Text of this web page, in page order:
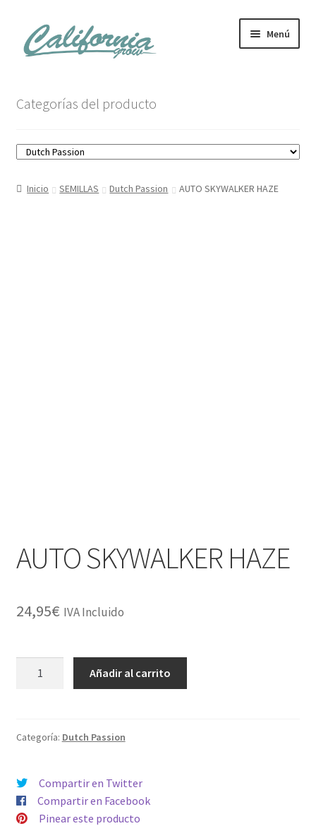
al
contenido
Menú
Carrito
Mi cuenta
Categorías del producto
Inicio SEMILLAS Dutch Passion AUTO SKYWALKER HAZE
AUTO SKYWALKER HAZE
24,95€ IVA Incluido
Añadir al carrito
Categoría: Dutch Passion
Compartir en Twitter
Compartir en Facebook
Pinear este producto